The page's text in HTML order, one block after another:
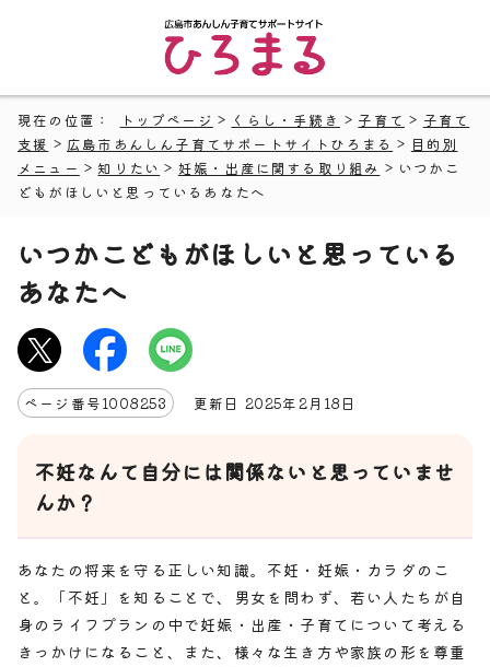
現在の位置： トップページ > くらし・手続き > 子育て > 子育て
支援 > 広島市あんしん子育てサポートサイトひろまる > 目的別
メニュー >知りたい > 妊娠・出産に関する取り組み > いつかこ
どもがほしいと思っているあなたへ
いつかこどもがほしいと思っている
あなたへ
ページ番号1008253 更新日 2025年2月 18 日
不妊なんて自分には関係ないと思っていませ
んか？
あなたの将来を守る正しい知識。不妊・妊娠・カラダのこ
と。「不妊」を知ることで、男女を問わず、若い人たちが自
身のライフプランの中で妊娠・出産・子育てについて考える
きっかけになること、また、様々な生き方や家族の形を尊重